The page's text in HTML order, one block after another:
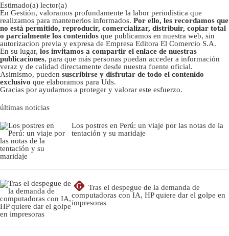
Estimado(a) lector(a)
En Gestión, valoramos profundamente la labor periodística que
realizamos para mantenerlos informados. Por ello, les recordamos que
no está permitido, reproducir, comercializar, distribuir, copiar total
o parcialmente los contenidos que publicamos en nuestra web, sin
autorizacion previa y expresa de Empresa Editora El Comercio S.A.
En su lugar, los invitamos a compartir el enlace de nuestras
publicaciones, para que más personas puedan acceder a información
veraz y de calidad directamente desde nuestra fuente oficial.
Asimismo, pueden suscribirse y disfrutar de todo el contenido
exclusivo que elaboramos para Uds.
Gracias por ayudarnos a proteger y valorar este esfuerzo.
últimas noticias
Los postres en Perú: un viaje por las notas de la
tentación y su maridaje
G
Tras el despegue de la demanda de
computadoras con IA, HP quiere dar el golpe en
impresoras